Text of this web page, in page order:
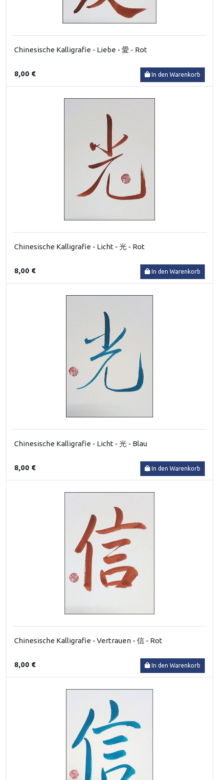
Chinesische Kalligrafie - Liebe - 愛 - Rot
8,00 € In den Warenkorb
Chinesische Kalligrafie - Licht - 光 - Rot
8,00 € In den Warenkorb
Chinesische Kalligrafie - Licht - 光 - Blau
8,00 € In den Warenkorb
Chinesische Kalligrafie - Vertrauen - 信 - Rot
8,00 € In den Warenkorb